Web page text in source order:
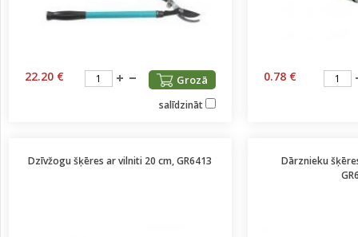
22.20 € Grozā
salīdzināt
0.78 €
Dzīvžogu šķēres ar vilniti 20 cm, GR6413
Dārznieku